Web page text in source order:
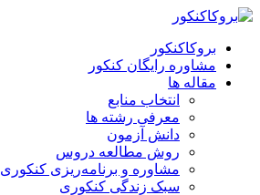
بروکاکنکور
مشاوره رایگان کنکور
مقاله ها
انتخاب منابع
معرفی رشته ها
دانش آزمون
روش مطالعه دروس
مشاوره و برنامه‌ریزی کنکوری
سبک زندگی کنکوری